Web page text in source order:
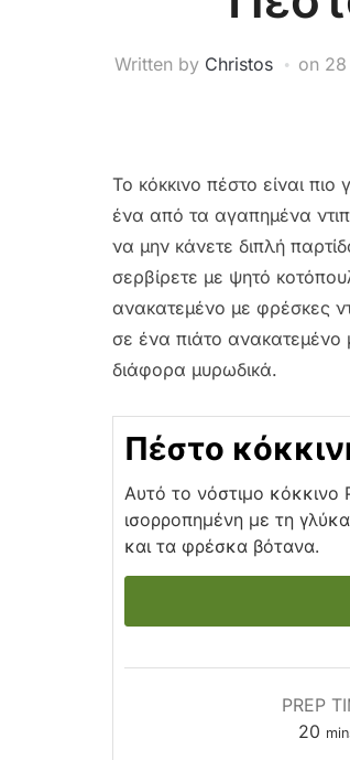
Written by Christos on
Το κόκκινο πέστο είναι
ένα από τα αγαπημένα ντιπ
να μην κάνετε διπλή
σερβίρετε με ψητό
ανακατεμένο με φρέσκες
σε ένα πιάτο ανακατεμένο
διάφορα μυρωδικά.
Πέστο
Αυτό το νόστιμο κόκκινο
ισορροπημένη με τη
και τα φρέσκα βότανα.
PREP
20